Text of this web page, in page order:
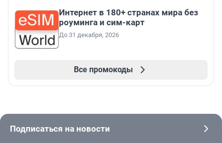
Интернет в 180+ странах мира без
роуминга и сим-карт
До 31 декабря, 2026
Все промокоды
Подписаться на новости